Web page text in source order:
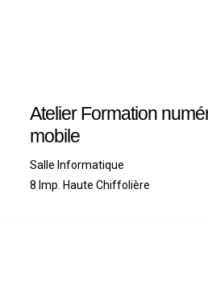
Atelier Formation
mobile
Salle Informatique
8 Imp. Haute Chiffolière